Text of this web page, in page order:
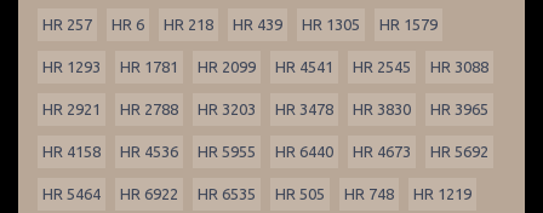
HR 257 HR 6 HR 218 HR 439 HR 1305 HR 1579
HR 1293 HR 1781 HR 2099 HR 4541 HR 2545 HR 3088
HR 2921 HR 2788 HR 3203 HR 3478 HR 3830 HR 3965
HR 4158 HR 4536 HR 5955 HR 6440 HR 4673 HR 5692
HR 5464 HR 6922 HR 6535 HR 505 HR 748 HR 1219